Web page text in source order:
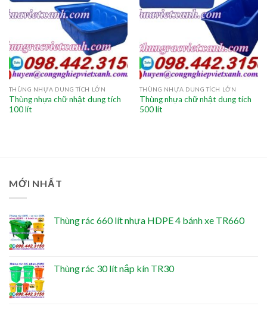
THÙNG NHỰA DUNG TÍCH LỚN
Thùng nhựa chữ nhật dung tích
100 lít
THÙNG NHỰA DUNG TÍCH LỚN
Thùng nhựa chữ nhật dung tích
500 lít
MỚI NHẤT
Thùng rác 660 lít nhựa HDPE 4 bánh xe TR660
Thùng rác 30 lít nắp kín TR30